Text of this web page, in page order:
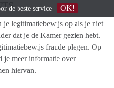
je legitimatiebewijs op als je niet
dat je de Kamer gezien hebt.
fraude plegen. Op
je meer informatie over
hiervan.
de beste service OK!